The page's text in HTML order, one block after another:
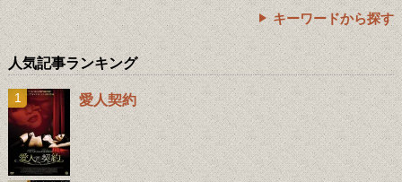
キーワードから探す
人気記事ランキング
愛人契約